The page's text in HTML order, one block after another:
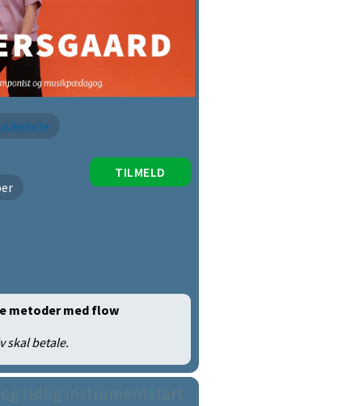
TILMELD
metoder med flow
skal betale.
tidlig instrumentstart